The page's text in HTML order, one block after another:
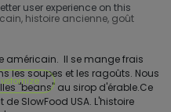
histoire ancienne, goût
américain. Il se mange frais
les soupes et les ragoûts. Nous
"beans" au sirop d'érable.Ce
SlowFood USA. L'histoire
user experience on this